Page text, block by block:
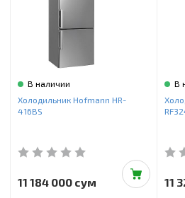
В наличии
Холодильник Hofmann HR-
416BS
11 184 000 сум
В
11